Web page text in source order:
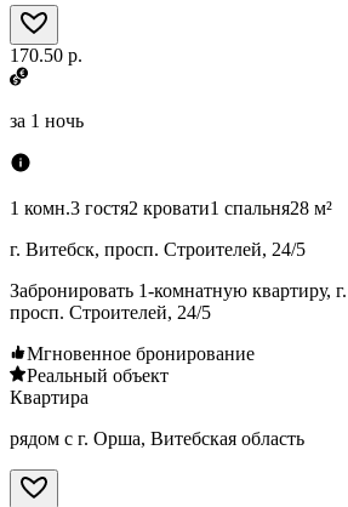
170.50 р.
за 1 ночь
1 комн.3 гостя2 кровати1 спальня28 м²
г. Витебск, просп. Строителей, 24/5
Забронировать 1-комнатную квартиру,
просп. Строителей, 24/5
Мгновенное бронирование
Реальный объект
Квартира
рядом с г. Орша, Витебская область